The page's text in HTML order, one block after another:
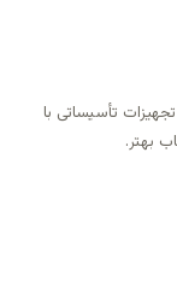
تجهیزات تأسیساتی با
بهتر.